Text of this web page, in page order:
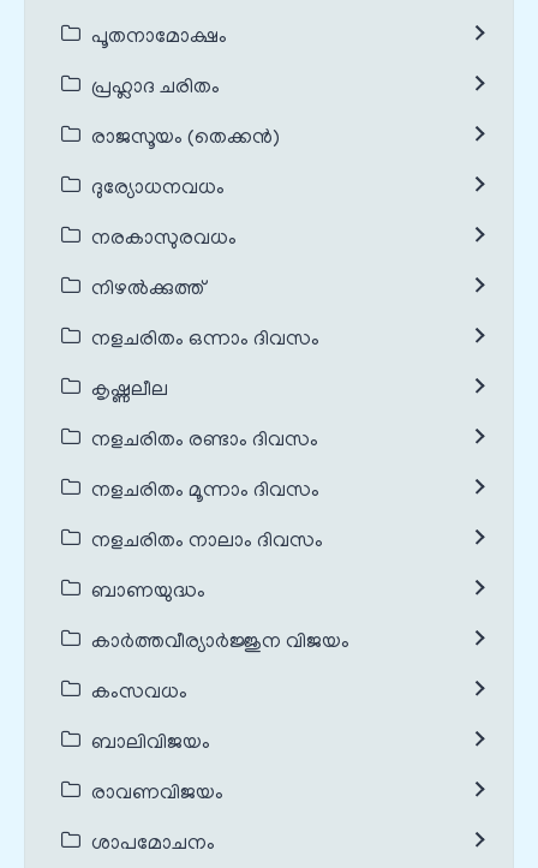
പൂതനാമോക്ഷം
പ്രഹ്ലാദ ചരിതം
രാജസൂയം (തെക്കൻ)
ദുര്യോധനവധം
നരകാസുരവധം
നിഴൽക്കുത്ത്
നളചരിതം ഒന്നാം ദിവസം
കൃഷ്ണലീല
നളചരിതം രണ്ടാം ദിവസം
നളചരിതം മൂന്നാം ദിവസം
നളചരിതം നാലാം ദിവസം
ബാണയുദ്ധം
കാർത്തവീര്യാർജ്ജുന വിജയം
കംസവധം
ബാലിവിജയം
രാവണവിജയം
ശാപമോചനം